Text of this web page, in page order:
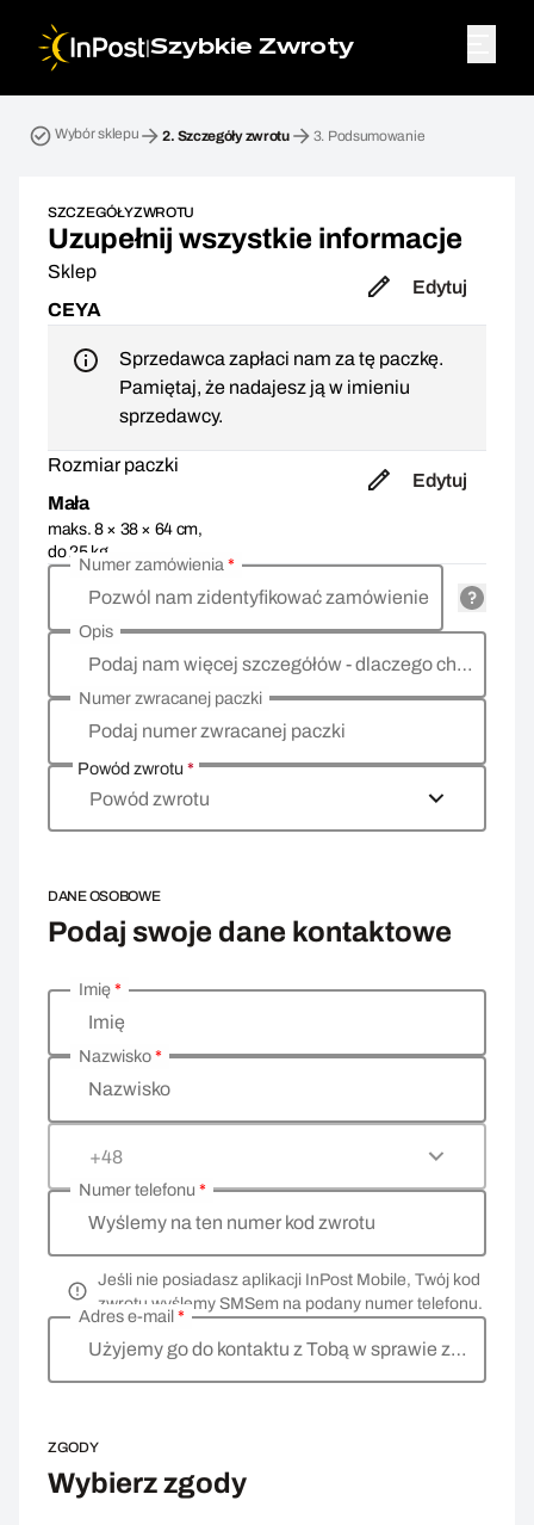
|Szybkie Zwroty
Wybór sklepu 2. Szczegóły zwrotu 3. Podsumowanie
SZCZEGÓŁY ZWROTU
Uzupełnij wszystkie informacje
Sklep
CEYA
Edytuj
Sprzedawca zapłaci nam za tę paczkę.
Pamiętaj, że nadajesz ją w imieniu
sprzedawcy.
Rozmiar paczki
Mała
maks. 8 × 38 × 64 cm,
do 25 kg
Edytuj
Pozwól nam zidentyfikować zamówienie
Numer zamówienia*
Podaj nam więcej szczegółów - dlaczego chcesz zwrócić towar, co jest powodem?
Opis
Podaj numer zwracanej paczki
Numer zwracanej paczki
Powód zwrotu*
Powód zwrotu
DANE OSOBOWE
Podaj swoje dane kontaktowe
Wprowadź swoje dane osobowe
Imię
Imię*
Nazwisko
Nazwisko*
+48
Wyślemy na ten numer kod zwrotu
Numer telefonu *
Jeśli nie posiadasz aplikacji InPost Mobile, Twój kod
zwrotu wyślemy SMSem na podany numer telefonu.
Użyjemy go do kontaktu z Tobą w sprawie zwrotu
Adres e-mail *
ZGODY
Wybierz zgody